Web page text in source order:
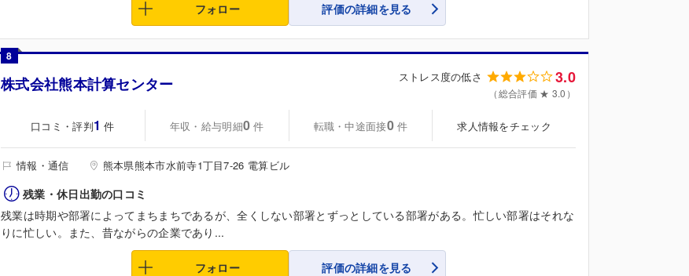
フォロー 評価の詳細を見る
8
株式会社熊本計算センター ストレス度の低さ 3.0
（総合評価 ★ 3.0）
口コミ・評判1 件 年収・給与明細0 件 転職・中途面接0 件 求人情報をチェック
情報・通信 熊本県熊本市水前寺1丁目7-26 電算ビル
残業・休日出勤の口コミ
残業は時期や部署によってまちまちであるが、全くしない部署とずっとしている部署がある。忙しい部署はそれな
りに忙しい。また、昔ながらの企業であり...
フォロー 評価の詳細を見る